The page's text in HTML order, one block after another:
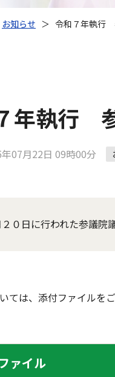
お知らせ ＞ 令和７年執行
年執行
07月22日 09時00分
０日に行われた参議院
ては、添付ファイルをご
ァイル